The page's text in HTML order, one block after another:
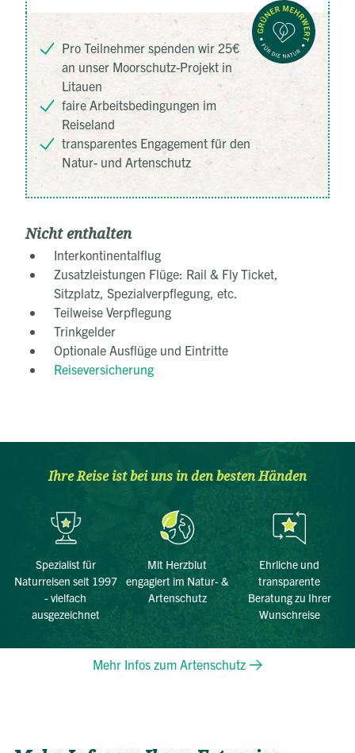
Pro Teilnehmer spenden wir 25€
an unser Moorschutz-Projekt in
Litauen
faire Arbeitsbedingungen im
Reiseland
transparentes Engagement für den
Natur- und Artenschutz
Nicht enthalten
Interkontinentalflug
Zusatzleistungen Flüge: Rail & Fly Ticket,
Sitzplatz, Spezialverpflegung, etc.
Teilweise Verpflegung
Trinkgelder
Optionale Ausflüge und Eintritte
Reiseversicherung
Ihre Reise ist bei uns in den besten Händen
Spezialist für
Naturreisen seit 1997
- vielfach
ausgezeichnet
Mit Herzblut
engagiert im Natur- &
Artenschutz
Ehrliche und
transparente
Beratung zu Ihrer
Wunschreise
Mehr Infos zum Artenschutz